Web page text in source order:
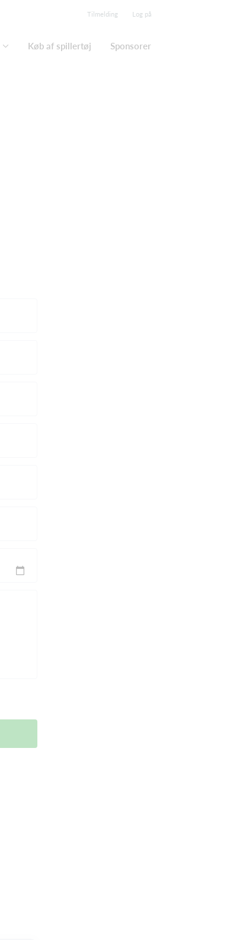
Tilmelding Log på
Køb af spillertøj Sponsorer